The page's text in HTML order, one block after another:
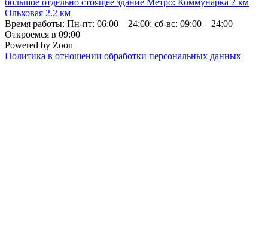
Ольховая 2.2 км
Время работы: Пн-пт: 06:00—24:00; сб-вс: 09:00—24:00
Откроемся в 09:00
Powered by Zoon
Политика в отношении обработки персональных данных